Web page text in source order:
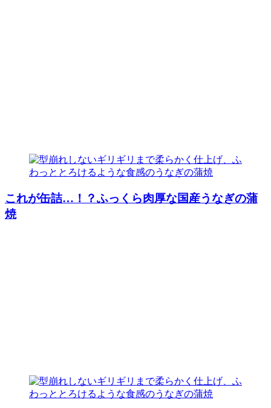
これが缶詰…！？ふっくら肉厚な国産うなぎの蒲
焼